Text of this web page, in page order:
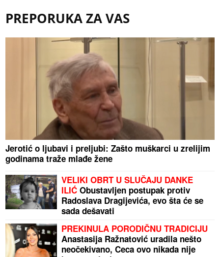
PREPORUKA ZA VAS
Jerotić o ljubavi i preljubi: Zašto muškarci u zrelijim
godinama traže mlađe žene
VELIKI OBRT U SLUČAJU DANKE
ILIĆ Obustavljen postupak protiv
Radoslava Dragijevića, evo šta će se
sada dešavati
PREKINULA PORODIČNU TRADICIJU
Anastasija Ražnatović uradila nešto
neočekivano, Ceca ovo nikada nije